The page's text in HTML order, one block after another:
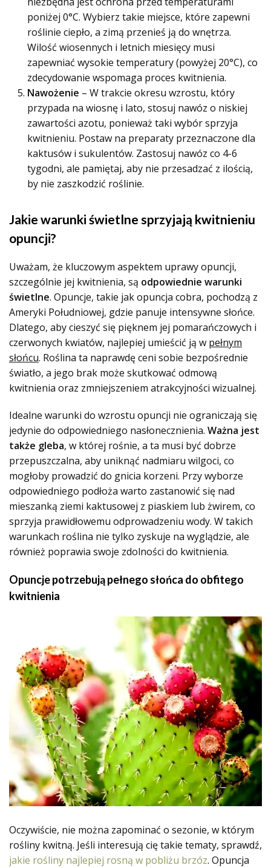
poniżej 0°C. Wybierz takie miejsce, które zapewni
roślinie ciepło, a zimą przenieś ją do wnętrza.
Wilość wiosennych i letnich miesięcy musi
zapewniać wysokie temperatury (powyżej 20°C), co
zdecydowanie wspomaga proces kwitnienia.
Nawożenie – W trakcie okresu wzrostu, który
przypada na wiosnę i lato, stosuj nawóz o niskiej
zawartości azotu, ponieważ taki wybór sprzyja
kwitnieniu. Postaw na preparaty przeznaczone dla
kaktusów i sukulentów. Zastosuj nawóz co 4-6
tygodni, ale pamiętaj, aby nie przesadzać z ilością,
by nie zaszkodzić roślinie.
Jakie warunki świetlne sprzyjają kwitnieniu
opuncji?
Uważam, że kluczowym aspektem uprawy opuncji,
szczególnie jej kwitnienia, są odpowiednie warunki
świetlne. Opuncje, takie jak opuncja cobra, pochodzą z
Ameryki Południowej, gdzie panuje intensywne słońce.
Dlatego, aby cieszyć się pięknem jej pomarańczowych i
czerwonych kwiatów, najlepiej umieścić ją w pełnym
słońcu. Roślina ta naprawdę ceni sobie bezpośrednie
światło, a jego brak może skutkować odmową
kwitnienia oraz zmniejszeniem atrakcyjności wizualnej.
Idealne warunki do wzrostu opuncji nie ograniczają się
jedynie do odpowiedniego nasłonecznienia. Ważna jest
także gleba, w której rośnie, a ta musi być dobrze
przepuszczalna, aby uniknąć nadmiaru wilgoci, co
mogłoby prowadzić do gnicia korzeni. Przy wyborze
odpowiedniego podłoża warto zastanowić się nad
mieszanką ziemi kaktusowej z piaskiem lub żwirem, co
sprzyja prawidłowemu odprowadzeniu wody. W takich
warunkach roślina nie tylko zyskuje na wyglądzie, ale
również poprawia swoje zdolności do kwitnienia.
Opuncje potrzebują pełnego słońca do obfitego
kwitnienia
Oczywiście, nie można zapominać o sezonie, w którym
rośliny kwitną. Jeśli interesują cię takie tematy, sprawdź,
jakie rośliny najlepiej rosną w pobliżu brzóz. Opuncja